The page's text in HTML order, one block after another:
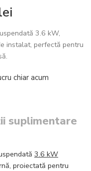
3.6 kW,
instalat, perfectă pentru
chiar acum
suplimentare
3.6 kW
proiectată pentru